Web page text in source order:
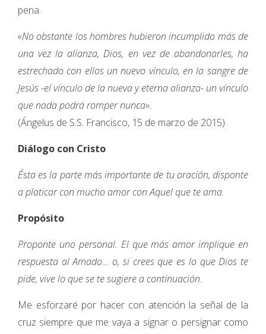
pena.
«No obstante los hombres hubieron incumplido más de
una vez la alianza, Dios, en vez de abandonarles, ha
estrechado con ellos un nuevo vínculo, en la sangre de
Jesús -el vínculo de la nueva y eterna alianza- un vínculo
que nada podrá romper nunca».
(Ángelus de S.S. Francisco, 15 de marzo de 2015).
Diálogo con Cristo
Ésta es la parte más importante de tu oración, disponte
a platicar con mucho amor con Aquel que te ama.
Propósito
Proponte uno personal. El que más amor implique en
respuesta al Amado… o, si crees que es lo que Dios te
pide, vive lo que se te sugiere a continuación.
Me esforzaré por hacer con atención la señal de la
cruz siempre que me vaya a signar o persignar como